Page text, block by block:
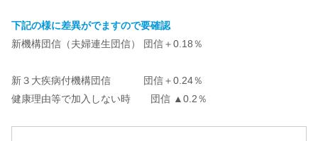
下記の様に差異がでますので要確認
新機構団信（夫婦連生団信） 団信＋0.18％
新３大疾病付機構団信 団信＋0.24％
健康理由等で加入しない時 団信 ▲0.2％